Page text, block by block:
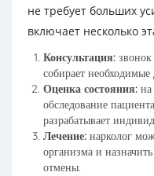
не требует больших
включает несколько
Консультация:
собирает
Оценка состояния: на
обследование
разрабатывает
Лечение: нарколог
организма и
отмены.